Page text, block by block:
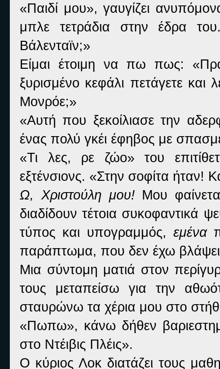
«Παιδί μου», γαυγίζει
μπλε τετράδια στην έδρα
Βάλενταϊν;»
Είμαι έτοιμη να πω πως:
ξυρισμένο κεφάλι πετάγετε
Μονρόε;»
«Αυτή που ξεκοίλιασε την
ένας πολύ γκέι έφηβος με
«Τι λες, ρε ζώο» του
εξτένσιονς. «Στην σοφίτα ήταν!
Ω, Χριστούλη μου!Μου
διαδίδουν τέτοια συκοφαντικά
τύπος και υπογραμμός,εμένα
παράπτωμα, που δεν έχω βλάψει
Μια σύντομη ματιά στον
τους μεταπείσω για την
σταυρώνω τα χέρια μου στο
«Πωπω», κάνω δήθεν
στο Ντέιβις Πλέις».
Ο κύριος Λοκ διατάζει τους